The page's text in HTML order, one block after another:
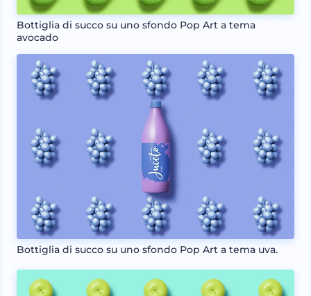
Bottiglia di succo su uno sfondo Pop Art a tema
avocado
Bottiglia di succo su uno sfondo Pop Art a tema uva.